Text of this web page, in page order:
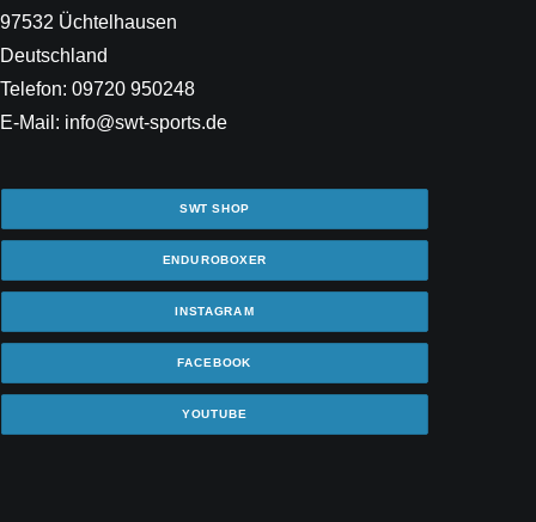
97532 Üchtelhausen
Deutschland
Telefon: 09720 950248
E-Mail: info@swt-sports.de
SWT SHOP
ENDUROBOXER
INSTAGRAM
FACEBOOK
YOUTUBE